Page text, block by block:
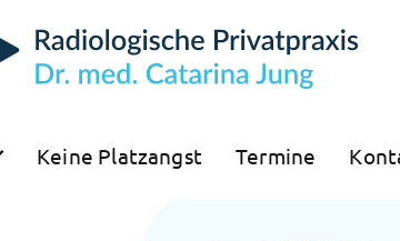
Keine Platzangst Termine